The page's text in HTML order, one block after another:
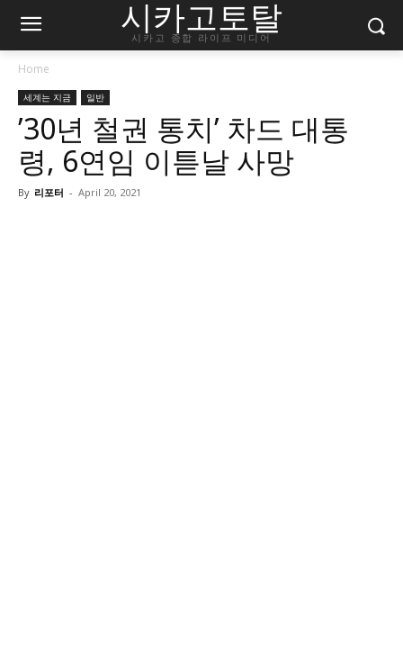
시카고토탈
시카고 종합 라이프 미디어
Home
세계는 지금 일반
’30년 철권 통치’ 차드 대통
령, 6연임 이튿날 사망
By 리포터 - April 20, 2021